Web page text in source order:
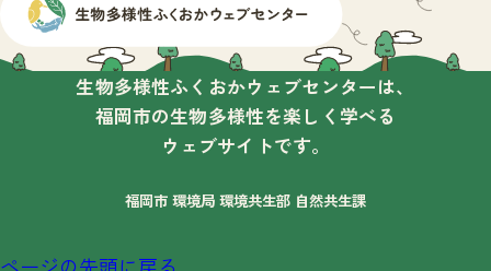
生物多様性ふくおかウェブセンターは、
福岡市の生物多様性を楽しく学べる
ウェブサイトです。
福岡市 環境局 環境共生部 自然共生課